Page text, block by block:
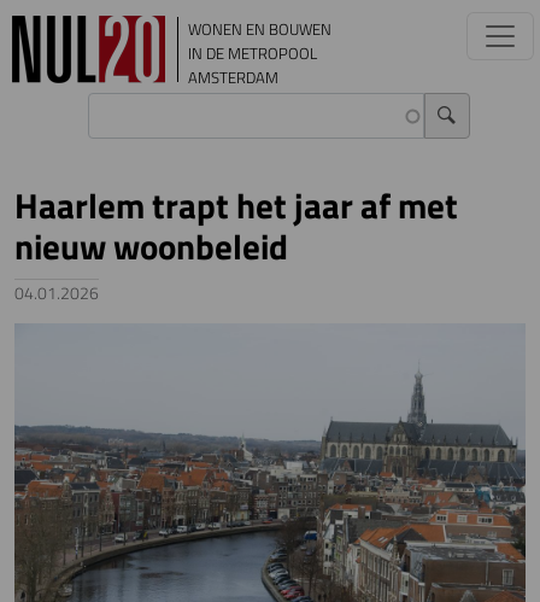
Overslaan en naar de inhoud gaan
WONEN EN BOUWEN
IN DE METROPOOL
AMSTERDAM
Haarlem trapt het jaar af met
nieuw woonbeleid
04.01.2026